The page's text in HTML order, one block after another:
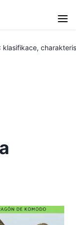
klasifikace,